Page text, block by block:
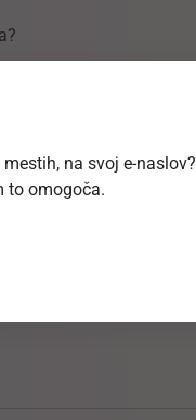
strank.
na svoj e-naslov?
to omogoča.